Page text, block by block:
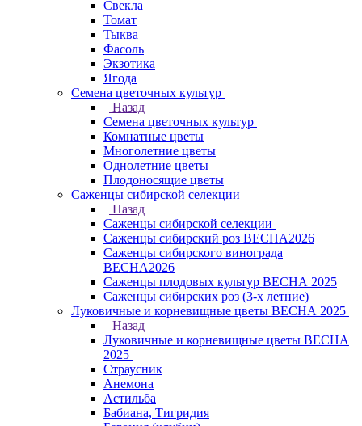
Свекла
Томат
Тыква
Фасоль
Экзотика
Ягода
Семена цветочных культур
Назад
Семена цветочных культур
Комнатные цветы
Многолетние цветы
Однолетние цветы
Плодоносящие цветы
Саженцы сибирской селекции
Назад
Саженцы сибирской селекции
Саженцы сибирский роз ВЕСНА2026
Саженцы сибирского винограда
ВЕСНА2026
Саженцы плодовых культур ВЕСНА 2025
Саженцы сибирских роз (3-х летние)
Луковичные и корневищные цветы ВЕСНА 2025
Назад
Луковичные и корневищные цветы ВЕСНА
2025
Страусник
Анемона
Астильба
Бабиана, Тигридия